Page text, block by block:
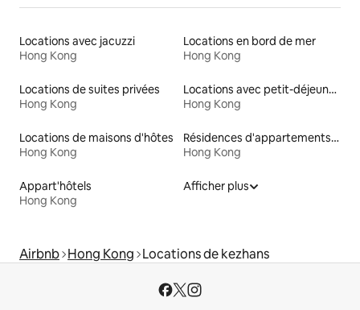
Locations avec jacuzzi
Hong Kong
Locations en bord de mer
Hong Kong
Locations de suites privées
Hong Kong
Locations avec petit-déjeuner
Hong Kong
Locations de maisons d'hôtes
Hong Kong
Résidences d'appartements en location
Hong Kong
Appart'hôtels
Hong Kong
Afficher plus
Airbnb Hong Kong Locations de kezhans